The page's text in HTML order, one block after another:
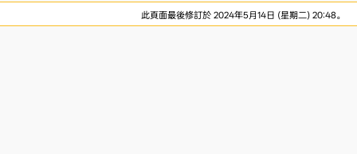
此頁面最後修訂於 2024年5月14日 (星期二) 20:48。